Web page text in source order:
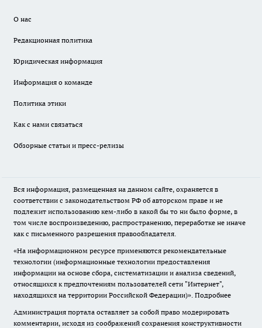
О нас
Редакционная политика
Юридическая информация
Информация о команде
Политика этики
Как с нами связаться
Обзорные статьи и пресс-релизы
Вся информация, размещенная на данном сайте, охраняется в
соответствии с законодательством РФ об авторском праве и не
подлежит использованию кем-либо в какой бы то ни было форме, в
том числе воспроизведению, распространению, переработке не иначе
как с письменного разрешения правообладателя.
«На информационном ресурсе применяются рекомендательные
технологии (информационные технологии предоставления
информации на основе сбора, систематизации и анализа сведений,
относящихся к предпочтениям пользователей сети "Интернет",
находящихся на территории Российской Федерации)». Подробнее
Администрация портала оставляет за собой право модерировать
комментарии, исходя из соображений сохранения конструктивности